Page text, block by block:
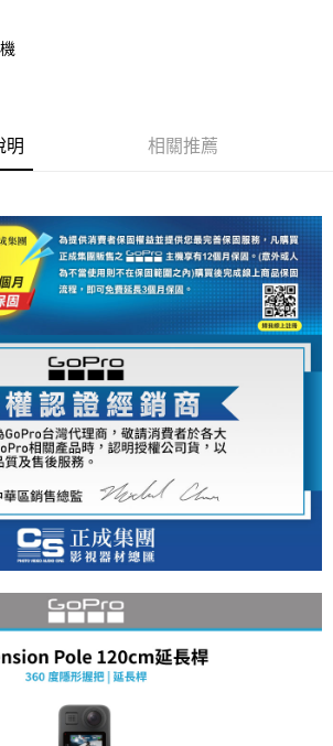
」】
收到商品之後才付款」的支付方式。 讓您購物簡單
、不需綁卡、不需儲值。
，簡訊認證，即可結帳。
服務後，再付款。
帳流程】
先享後付」後，將跳轉至「AFTEE先享後付」
並確認金額後，即可完成結帳。
將收到繳費通知簡訊。
14天內，點擊此簡訊中的連結，可透過四大超商／
方式進行付款，方視為交易完成。
當下不需立刻繳費，但若您需要取消訂單，請聯絡
家同意取消之訂單仍視為有效，需透過AFTEE先享
先享後付 」之結帳頁面顯示為準，若有關於
取消欲退款等相關疑問，請聯繫「AFTEE先享後付
support/home
有限公司提供之「AFTEE先享後付」服務完成之交
圍內提供個人資料，並將交易相關給付款項請求債
限公司。
先徵得法定代理人或監護人之同意方可使用
含以上)免運費
含以上)免運費
含以上)免運費
含以上)免運費
明 相關推薦